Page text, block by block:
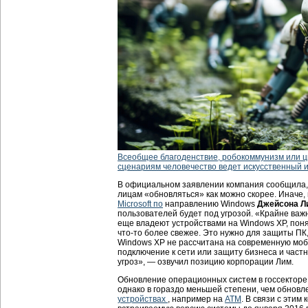
Всеобщее благоденствие, робокоммунизм или
сценариям человечество ведет искусственный
В официальном заявлении компания
лицам «обновляться» как можно скорее.
Microsoft по направлению Windows Джейсона
пользователей будет под угрозой. «Крайне
еще владеют устройствами на Windows XP,
что-то более свежее. Это нужно для защиты
Windows XP не рассчитана на современную
подключение к сети или защиту бизнеса и
угроз», — озвучил позицию корпорации Лим.
Обновление операционных систем в
однако в гораздо меньшей степени, чем
устройствах
, например на АТМ . В связи с